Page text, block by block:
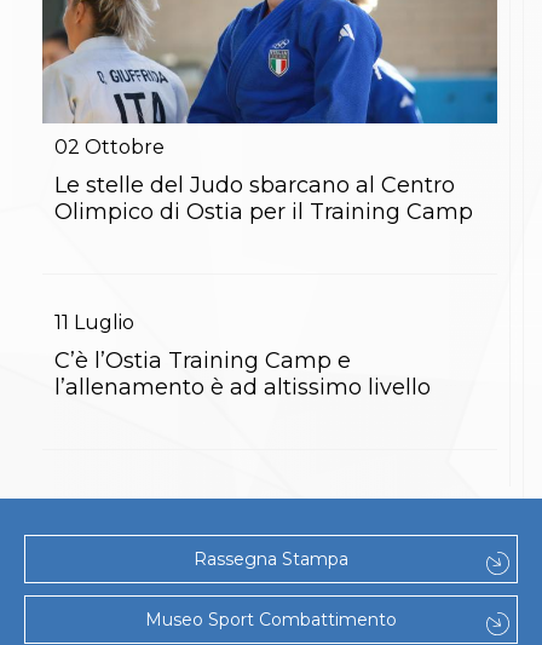
Judo
La disciplina
News
Attività Didattica
Gare e Risultati
Albi Federali
Lotta
La disciplina
News
La disciplina
News
Gare e Risultati
Sumo
Capoeira
Grappling
BJJ
Pancrazio/Pankration
02 Ottobre
Le stelle del Judo sbarcano al Centro
Olimpico di Ostia per il Training Camp
11 Luglio
C’è l’Ostia Training Camp e
l’allenamento è ad altissimo livello
Rassegna Stampa
Museo Sport Combattimento